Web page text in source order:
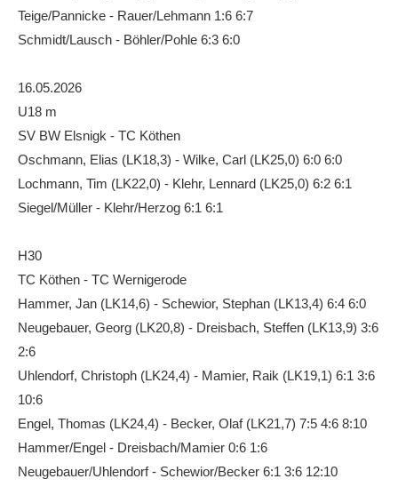
Trainingszeiten
Trainer
Platz buchen
Kinder- und Jugendtraining
EVENTS & TURNIERE
4-Städte-Turnier
5. Kreismeisterschaften Anhalt Bitterfeld Kinder und
Jugend 2026
Vereinsturniere 2026
Teige/Pannicke - Rauer/Lehmann 1:6 6:7
Schmidt/Lausch - Böhler/Pohle 6:3 6:0
16.05.2026
U18 m
SV BW Elsnigk - TC Köthen
Oschmann, Elias (LK18,3) - Wilke, Carl (LK25,0) 6:0 6:0
Lochmann, Tim (LK22,0) - Klehr, Lennard (LK25,0) 6:2 6:1
Siegel/Müller - Klehr/Herzog 6:1 6:1
H30
TC Köthen - TC Wernigerode
Hammer, Jan (LK14,6) - Schewior, Stephan (LK13,4) 6:4 6:0
Neugebauer, Georg (LK20,8) - Dreisbach, Steffen (LK13,9) 3:6
2:6
Uhlendorf, Christoph (LK24,4) - Mamier, Raik (LK19,1) 6:1 3:6
10:6
Engel, Thomas (LK24,4) - Becker, Olaf (LK21,7) 7:5 4:6 8:10
Hammer/Engel - Dreisbach/Mamier 0:6 1:6
Neugebauer/Uhlendorf - Schewior/Becker 6:1 3:6 12:10